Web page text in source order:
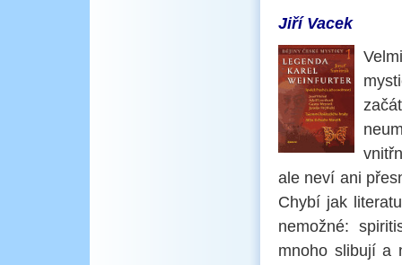
Jiří Vacek
ale neví ani
Chybí jak
nemožné:
mnoho slibují a